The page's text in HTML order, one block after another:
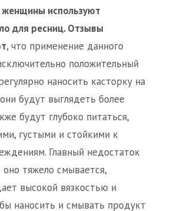
женщины используют
для ресниц. Отзывы
, что применение данного
положительный
наносить касторку на
будут выглядеть более
будут глубоко питаться,
густыми и стойкими к
Главный недостаток
тяжело смывается,
высокой вязкостью и
наносить и смывать продукт